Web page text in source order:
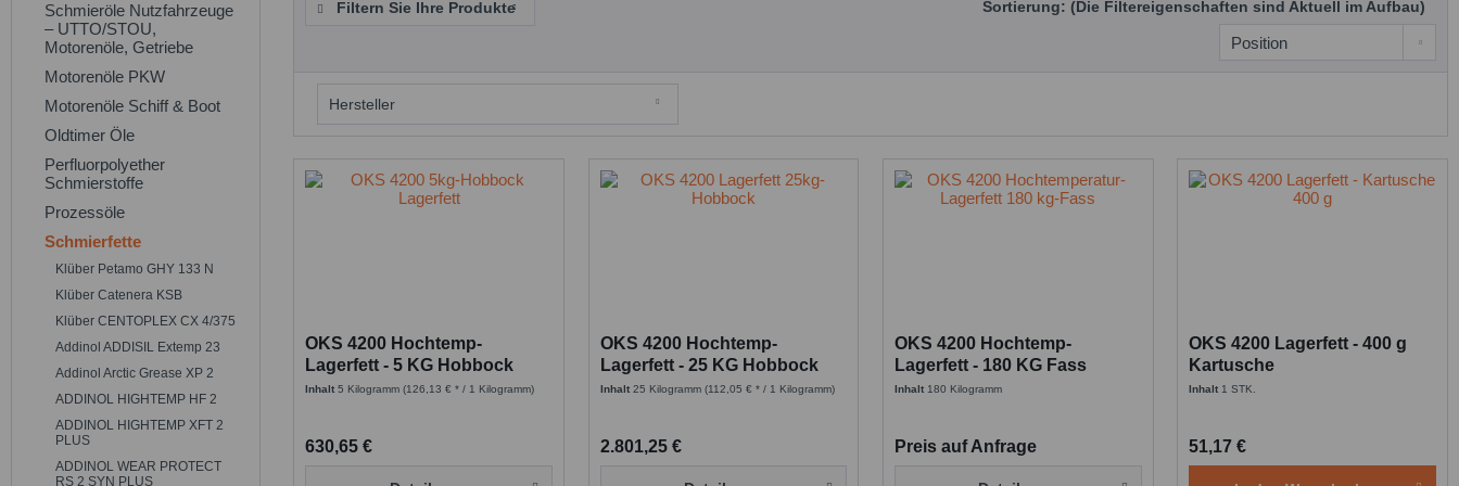
Schmieröle Nutzfahrzeuge
– UTTO/STOU,
Motorenöle, Getriebe
Motorenöle PKW
Motorenöle Schiff & Boot
Oldtimer Öle
Perfluorpolyether
Schmierstoffe
Prozessöle
Schmierfette
Klüber Petamo GHY 133 N
Klüber Catenera KSB
Klüber CENTOPLEX CX 4/375
Addinol ADDISIL Extemp 23
Addinol Arctic Grease XP 2
ADDINOL HIGHTEMP HF 2
ADDINOL HIGHTEMP XFT 2
PLUS
ADDINOL WEAR PROTECT
RS 2 SYN PLUS
Filtern Sie Ihre Produkte Sortierung: (Die Filtereigenschaften sind Aktuell im Aufbau)
Hersteller
OKS 4200 Hochtemp-
Lagerfett - 5 KG Hobbock
Inhalt5 Kilogramm(126,13 € * / 1 Kilogramm)
630,65 €
OKS 4200 Hochtemp-
Lagerfett - 25 KG Hobbock
Inhalt 25 Kilogramm (112,05 € * / 1 Kilogramm)
2.801,25 €
OKS 4200 Hochtemp-
Lagerfett - 180 KG Fass
Inhalt 180 Kilogramm
Preis auf Anfrage
OKS 4200 Lagerfett - 400 g
Kartusche
Inhalt 1 STK.
51,17 €